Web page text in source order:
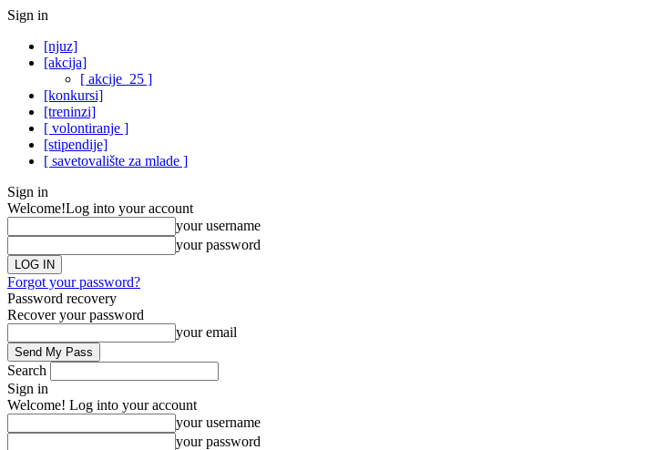
Sign in
[njuz]
[akcija]
[ akcije_25 ]
[konkursi]
[treninzi]
[ volontiranje ]
[stipendije]
[ savetovalište za mlade ]
Sign in
Welcome!Log into your account
your username
your password
Forgot your password?
Password recovery
Recover your password
your email
Search
Sign in
Welcome! Log into your account
your username
your password